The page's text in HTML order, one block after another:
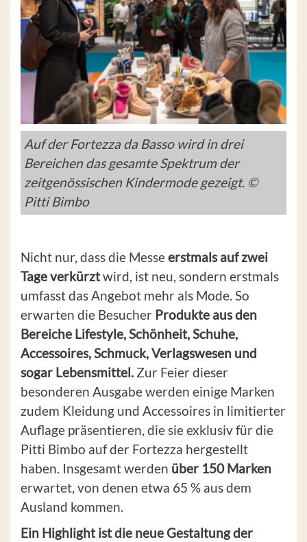
Auf der Fortezza da Basso wird in drei
Bereichen das gesamte Spektrum der
zeitgenössischen Kindermode gezeigt. ©
Pitti Bimbo
Nicht nur, dass die Messeerstmals auf zwei
Tage verkürztwird, ist neu, sondern erstmals
umfasst das Angebot mehr als Mode. So
erwarten die Besucher Produkte aus den
Bereiche Lifestyle, Schönheit, Schuhe,
Accessoires, Schmuck, Verlagswesen und
sogar Lebensmittel. Zur Feier dieser
besonderen Ausgabe werden einige Marken
zudem Kleidung und Accessoires in limitierter
Auflage präsentieren, die sie exklusiv für die
Pitti Bimbo auf der Fortezza hergestellt
haben. Insgesamt werden über 150 Marken
erwartet, von denen etwa 65 % aus dem
Ausland kommen.
Ein Highlight ist die neue Gestaltung der